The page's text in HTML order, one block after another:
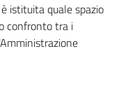
istituita quale spazio
confronto tra i